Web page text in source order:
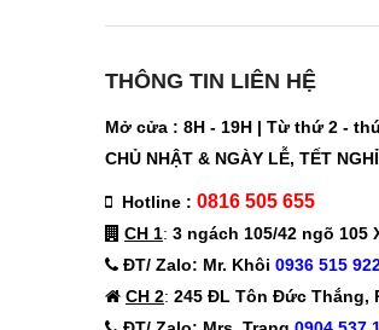
THÔNG TIN LIÊN HỆ
Mở cửa : 8H - 19H | Từ thứ 2 -
CHỦ NHẬT & NGÀY LỄ, TẾT NGHỈ
Hotline : 0816 505 655
CH 1: 3 ngách 105/42 ngõ 105
ĐT/ Zalo: Mr. Khôi 0936 515
CH 2: 245 ĐL Tôn Đức Thắng,